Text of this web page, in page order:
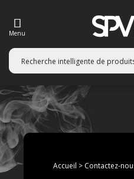
Menu
Accueil > Contactez-